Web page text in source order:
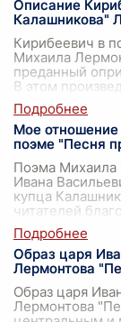
Описание
Калашникова"
Кирибеевич в
Михаила
преданный
В этом
Мое отношение
поэме "Песня
Поэма Михаила
Ивана
купца
читателей
Образ царя
Лермонтова
Образ царя
Лермонтова